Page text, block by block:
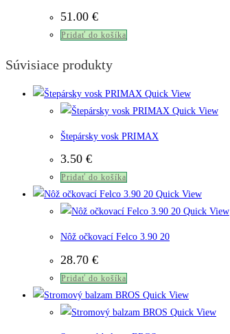
51.00 €
Pridať do košíka
Súvisiace produkty
Quick View
Quick View
Štepársky vosk PRIMAX
3.50 €
Pridať do košíka
Quick View
Quick View
Nôž očkovací Felco 3.90 20
28.70 €
Pridať do košíka
Quick View
Quick View